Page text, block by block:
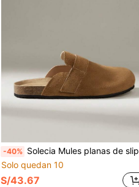
-40% Solecia Mules planas de slip-on casuales para mujer
Solo quedan 10
S/43.67